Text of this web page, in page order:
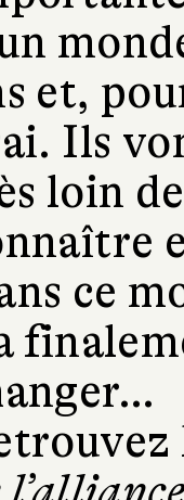
et,
Ils
loin
ce